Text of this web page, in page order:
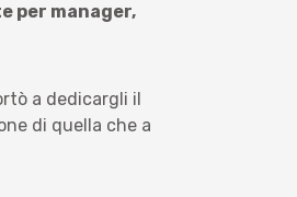
per manager,
a dedicargli il
di quella che a